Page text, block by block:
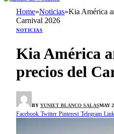
Home»Noticias»Kia América
Carnival 2026
NOTICIAS
Kia América
precios del
BY YUNIET BLANCO SALASMAY
Facebook Twitter Pinterest Telegram